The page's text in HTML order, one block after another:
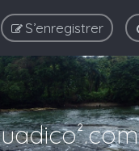
S’enregistrer